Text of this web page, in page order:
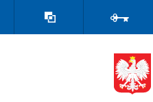
kontrastowa